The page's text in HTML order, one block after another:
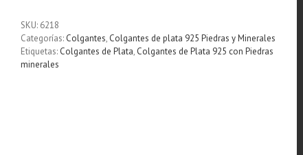
SKU: 6218
Categorías: Colgantes, Colgantes de plata 925 Piedras y Minerales
Etiquetas: Colgantes de Plata, Colgantes de Plata 925 con Piedras
minerales